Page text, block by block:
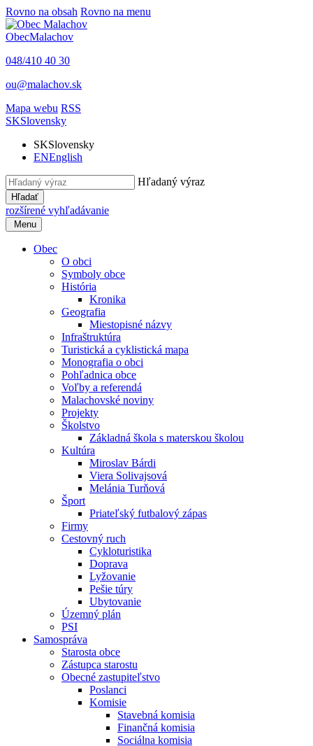
Rovno na obsah Rovno na menu
ObecMalachov
048/410 40 30
ou@malachov.sk
Mapa webu RSS
SKSlovensky
SKSlovensky
ENEnglish
Hľadaný výraz
Hľadať
rozšírené vyhľadávanie
Menu
Obec
O obci
Symboly obce
História
Kronika
Geografia
Miestopisné názvy
Infraštruktúra
Turistická a cyklistická mapa
Monografia o obci
Pohľadnica obce
Voľby a referendá
Malachovské noviny
Projekty
Školstvo
Základná škola s materskou školou
Kultúra
Miroslav Bárdi
Viera Solivajsová
Melánia Turňová
Šport
Priateľský futbalový zápas
Firmy
Cestovný ruch
Cykloturistika
Doprava
Lyžovanie
Pešie túry
Ubytovanie
Územný plán
PSI
Samospráva
Starosta obce
Zástupca starostu
Obecné zastupiteľstvo
Poslanci
Komisie
Stavebná komisia
Finančná komisia
Sociálna komisia